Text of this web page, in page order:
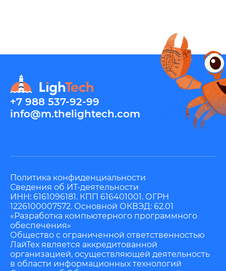
+7 988 537-92-99
info@m.thelightech.com
Политика конфиденциальности
Сведения об ИТ-деятельности
ИНН: 6161096181. КПП 616401001. ОГРН
1226100007572. Основной ОКВЭД: 62.01
«Разработка компьютерного программного
обеспечения»
Общество с ограниченной ответственностью
ЛайТех является аккредитованной
организацией, осуществляющей деятельность
в области информационных технологий